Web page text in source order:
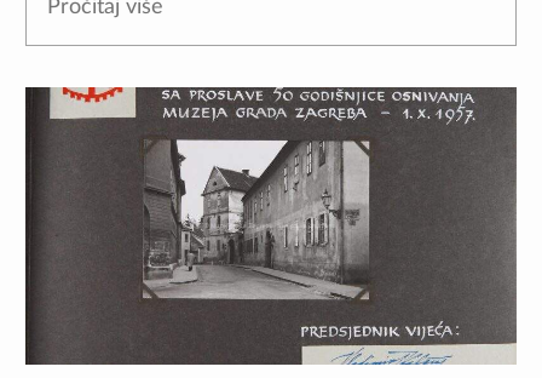
Pročitaj više